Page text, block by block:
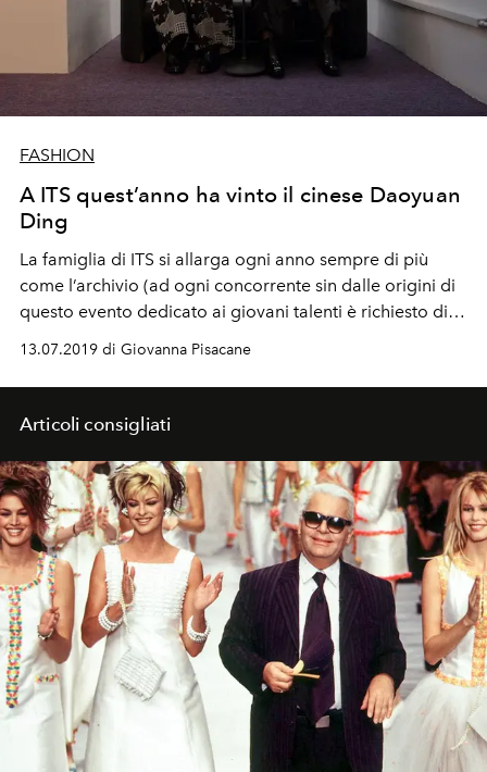
FASHION
A ITS quest’anno ha vinto il cinese Daoyuan
Ding
La famiglia di ITS si allarga ogni anno sempre di più
come l’archivio (ad ogni concorrente sin dalle origini di
questo evento dedicato ai giovani talenti è richiesto di
all’Arcademy
13.07.2019 di Giovanna Pisacane
Articoli consigliati